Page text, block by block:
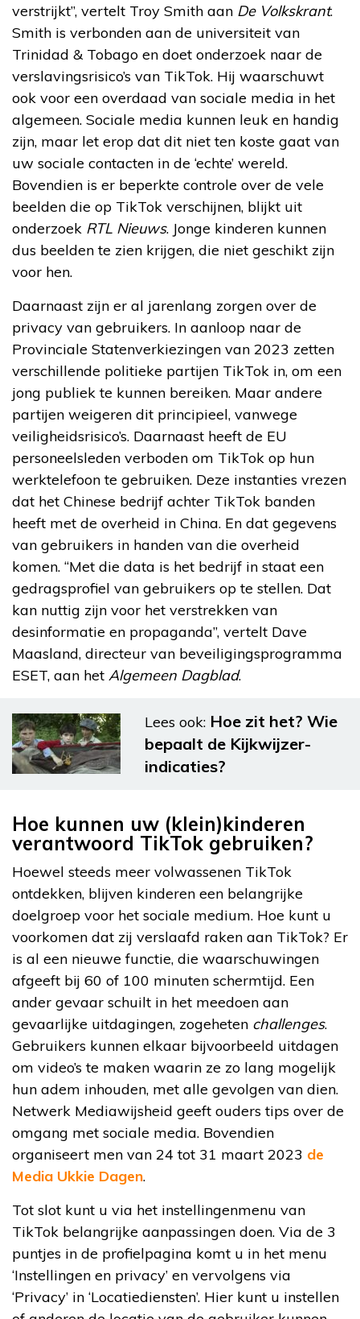
verstrijkt”, vertelt Troy Smith aan De Volkskrant.
Smith is verbonden aan de universiteit van
Trinidad & Tobago en doet onderzoek naar de
verslavingsrisico’s van TikTok. Hij waarschuwt
ook voor een overdaad van sociale media in het
algemeen. Sociale media kunnen leuk en handig
zijn, maar let erop dat dit niet ten koste gaat van
uw sociale contacten in de ‘echte’ wereld.
Bovendien is er beperkte controle over de vele
beelden die op TikTok verschijnen, blijkt uit
onderzoek RTL Nieuws. Jonge kinderen kunnen
dus beelden te zien krijgen, die niet geschikt zijn
voor hen.
Daarnaast zijn er al jarenlang zorgen over de
privacy van gebruikers. In aanloop naar de
Provinciale Statenverkiezingen van 2023 zetten
verschillende politieke partijen TikTok in, om een
jong publiek te kunnen bereiken. Maar andere
partijen weigeren dit principieel, vanwege
veiligheidsrisico’s. Daarnaast heeft de EU
personeelsleden verboden om TikTok op hun
werktelefoon te gebruiken. Deze instanties vrezen
dat het Chinese bedrijf achter TikTok banden
heeft met de overheid in China. En dat gegevens
van gebruikers in handen van die overheid
komen. “Met die data is het bedrijf in staat een
gedragsprofiel van gebruikers op te stellen. Dat
kan nuttig zijn voor het verstrekken van
desinformatie en propaganda”, vertelt Dave
Maasland, directeur van beveiligingsprogramma
ESET, aan het Algemeen Dagblad.
Lees ook: Hoe zit het? Wie
bepaalt de Kijkwijzer-
indicaties?
Hoe kunnen uw (klein)kinderen
verantwoord TikTok gebruiken?
Hoewel steeds meer volwassenen TikTok
ontdekken, blijven kinderen een belangrijke
doelgroep voor het sociale medium. Hoe kunt u
voorkomen dat zij verslaafd raken aan TikTok? Er
is al een nieuwe functie, die waarschuwingen
afgeeft bij 60 of 100 minuten schermtijd. Een
ander gevaar schuilt in het meedoen aan
gevaarlijke uitdagingen, zogeheten challenges.
Gebruikers kunnen elkaar bijvoorbeeld uitdagen
om video’s te maken waarin ze zo lang mogelijk
hun adem inhouden, met alle gevolgen van dien.
Netwerk Mediawijsheid geeft ouders tips over de
omgang met sociale media. Bovendien
organiseert men van 24 tot 31 maart 2023 de
Media Ukkie Dagen.
Tot slot kunt u via het instellingenmenu van
TikTok belangrijke aanpassingen doen. Via de 3
puntjes in de profielpagina komt u in het menu
‘Instellingen en privacy’ en vervolgens via
‘Privacy’ in ‘Locatiediensten’. Hier kunt u instellen